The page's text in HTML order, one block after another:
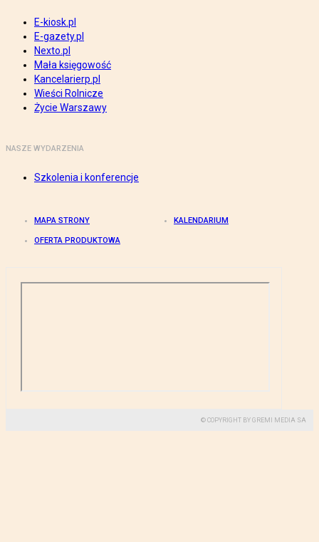
E-kiosk.pl
E-gazety.pl
Nexto.pl
Mała księgowość
Kancelarierp.pl
Wieści Rolnicze
Życie Warszawy
NASZE WYDARZENIA
Szkolenia i konferencje
MAPA STRONY KALENDARIUM
OFERTA PRODUKTOWA
© COPYRIGHT BY GREMI MEDIA SA